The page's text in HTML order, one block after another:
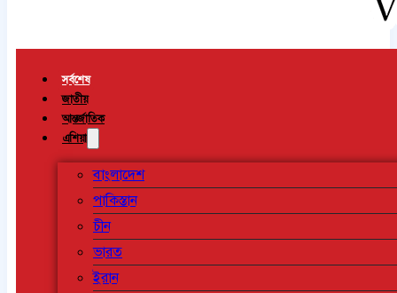
সর্বশেষ
জাতীয়
আন্তর্জাতিক
এশিয়া
বাংলাদেশ
পাকিস্তান
চীন
ভারত
ইরান